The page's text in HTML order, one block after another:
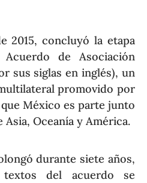
2015, concluyó la etapa
de Asociación
sus siglas en inglés), un
promovido por
México es parte junto
Asia, Oceanía y América.
durante siete años,
del acuerdo se